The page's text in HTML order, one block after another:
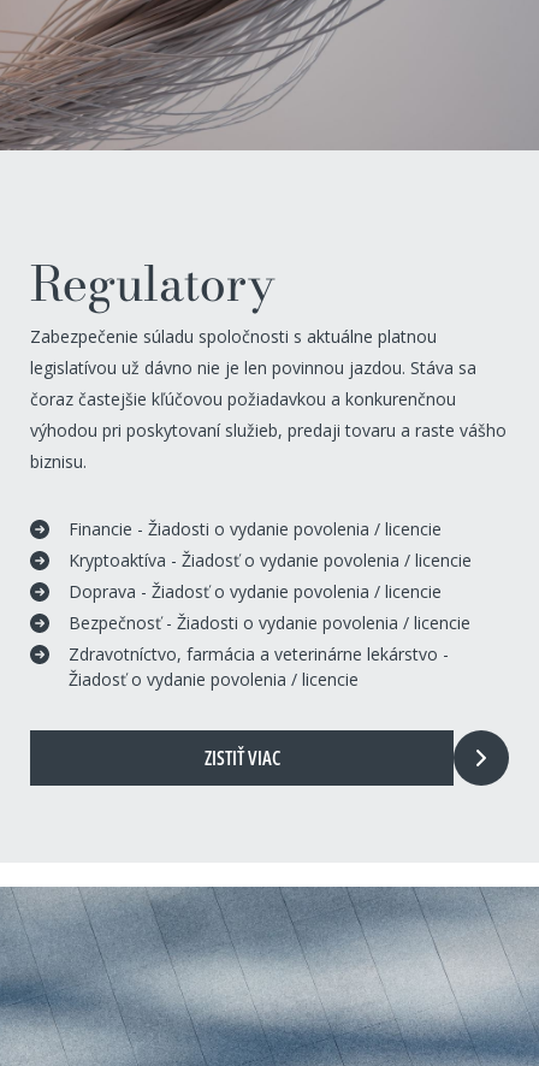
Regulatory
Zabezpečenie súladu spoločnosti s aktuálne platnou
legislatívou už dávno nie je len povinnou jazdou. Stáva sa
čoraz častejšie kľúčovou požiadavkou a konkurenčnou
výhodou pri poskytovaní služieb, predaji tovaru a raste vášho
biznisu.
Financie - Žiadosti o vydanie povolenia / licencie
Kryptoaktíva - Žiadosť o vydanie povolenia / licencie
Doprava - Žiadosť o vydanie povolenia / licencie
Bezpečnosť - Žiadosti o vydanie povolenia / licencie
Zdravotníctvo, farmácia a veterinárne lekárstvo -
Žiadosť o vydanie povolenia / licencie
ZISTIŤ VIAC